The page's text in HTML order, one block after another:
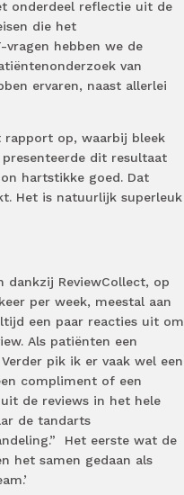
onderdeel reflectie uit de
die het
vragen hebben we de
van
ervaren, naast allerlei
rapport op, waarbij bleek
dit resultaat
hartstikke goed. Dat
Het is natuurlijk superleuk
ReviewCollect, op
per week, meestal aan
een paar reacties uit om
Als patiënten een
pik ik er vaak wel een
compliment of een
de reviews in het hele
de tandarts
Het eerste wat de
het samen gedaan als